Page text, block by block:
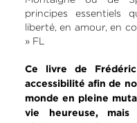
principes essentiels
liberté, en amour, en
» FL
Ce livre de
accessibilité afin de
monde en pleine
vie heureuse,